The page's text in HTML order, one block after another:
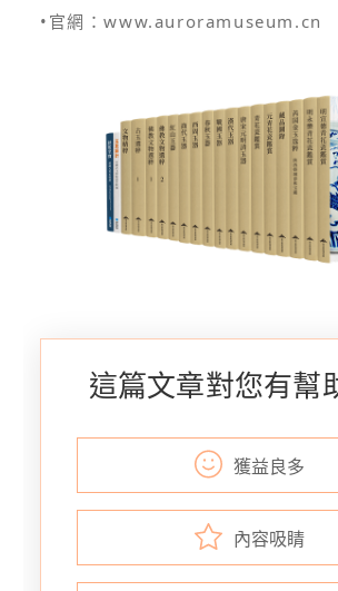
•官網：www.auroramuseum.cn
這篇文章對您有幫
獲益良多
內容吸睛